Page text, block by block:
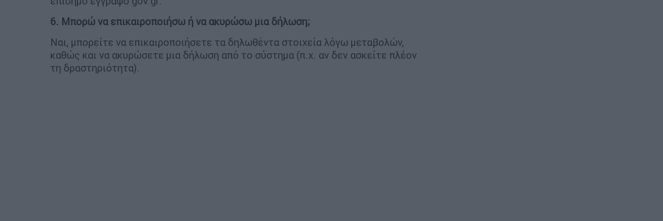
6. Μπορώ να επικαιροποιήσω ή να ακυρώσω μια δήλωση;
Ναι, μπορείτε να επικαιροποιήσετε τα δηλωθέντα στοιχεία λόγω μεταβολών,
καθώς και να ακυρώσετε μια δήλωση από το σύστημα (π.χ. αν δεν ασκείτε πλέον
τη δραστηριότητα).